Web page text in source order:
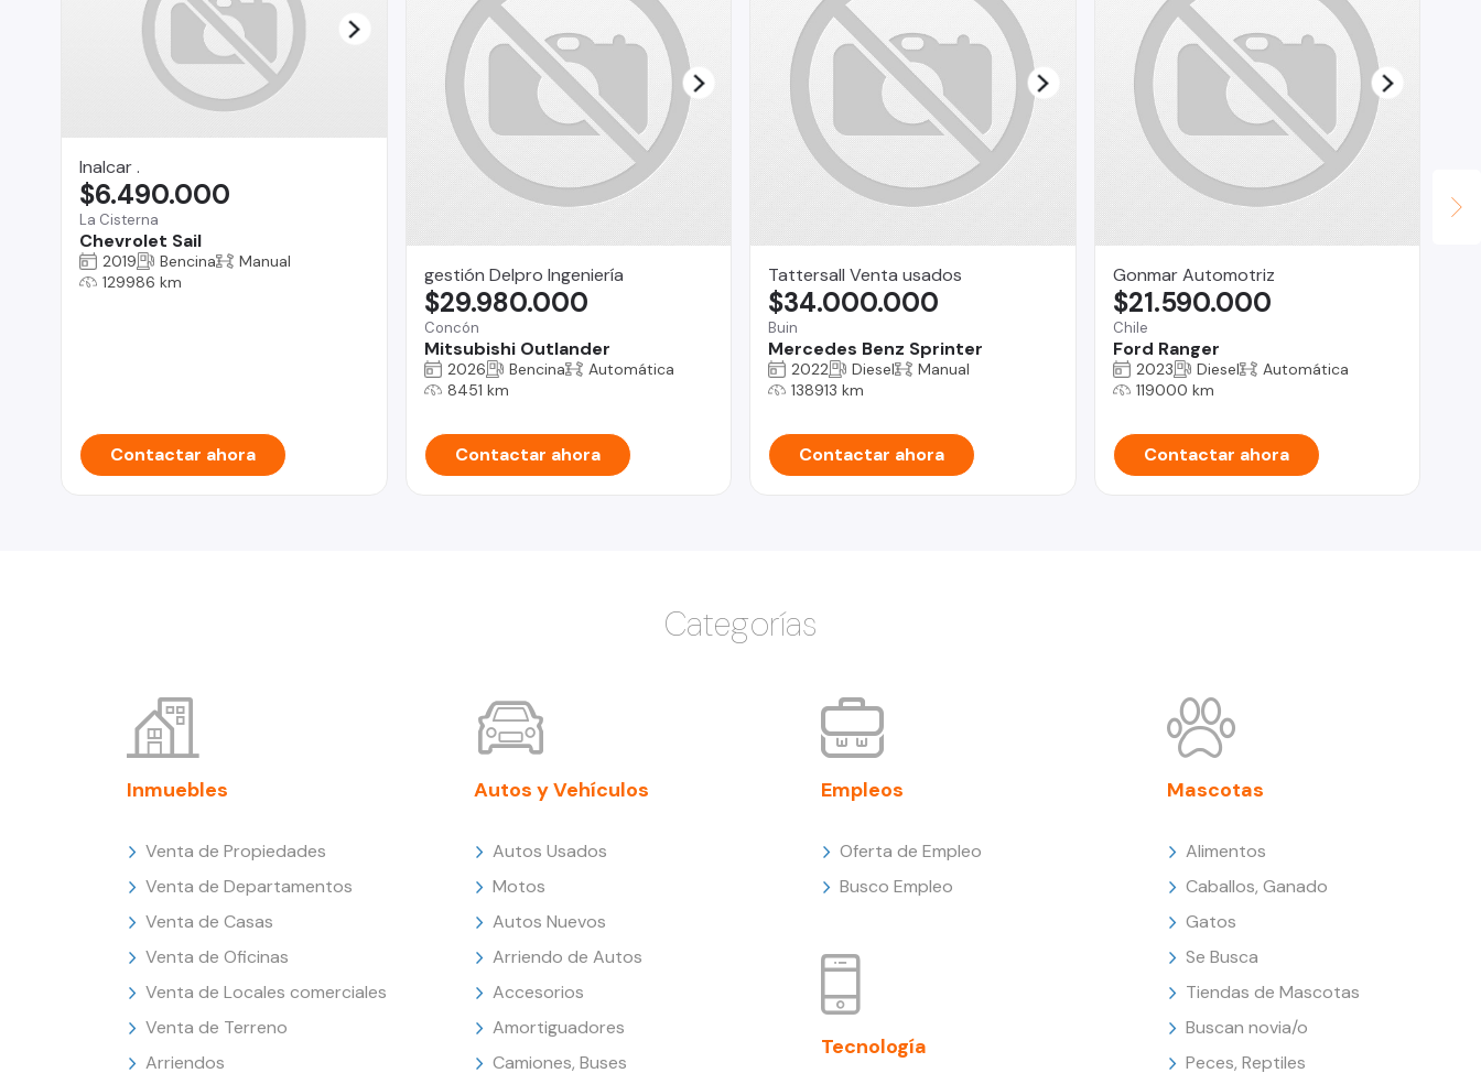
Inalcar .
La Cisterna
Chevrolet Sail
$6.490.000
2019 Bencina
Manual
129986 km
Contactar ahora
gestión Delpro Ingeniería
Concón
Mitsubishi Outlander
$29.980.000
2026 Bencina
Automática
8451 km
Contactar ahora
Tattersall Venta usados
Buin
Mercedes Benz Sprinter
$34.000.000
2022 Diesel
Manual
138913 km
Contactar ahora
Gonmar Automotriz
Chile
Ford Ranger
$21.590.000
2023 Diesel
Automática
119000 km
Contactar ahora
Categorías
Inmuebles
Venta de Propiedades
Venta de Departamentos
Venta de Casas
Venta de Oficinas
Venta de Locales comerciales
Venta de Terreno
Arriendos
Autos y Vehículos
Autos Usados
Motos
Autos Nuevos
Arriendo de Autos
Accesorios
Amortiguadores
Camiones, Buses
Empleos
Oferta de Empleo
Busco Empleo
Tecnología
Mascotas
Alimentos
Caballos, Ganado
Gatos
Se Busca
Tiendas de Mascotas
Buscan novia/o
Peces, Reptiles